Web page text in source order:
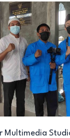
Multimedia